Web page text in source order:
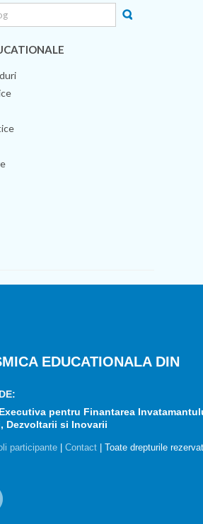
EDUCATIONALA DIN
pentru Finantarea
Dezvoltarii si Inovarii
participante Contact | Toate drepturile